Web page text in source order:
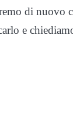
di nuovo
e